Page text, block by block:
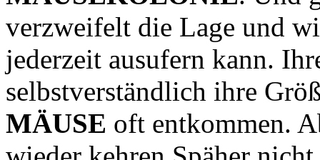
verzweifelt die Lage und
jederzeit ausufern kann.
selbstverständlich ihre
MÄUSE oft entkommen.